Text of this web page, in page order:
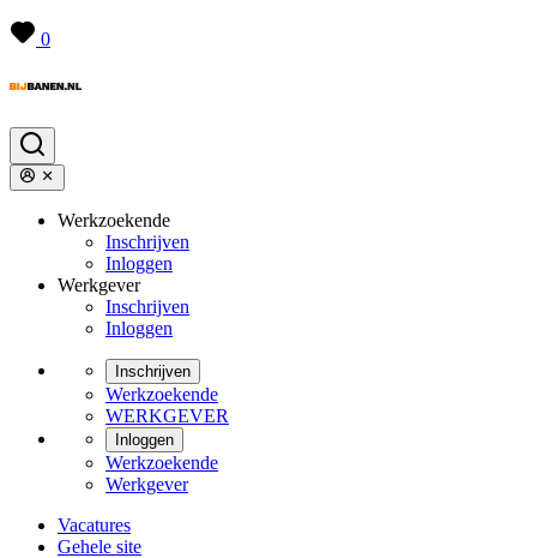
0
Werkzoekende
Inschrijven
Inloggen
Werkgever
Inschrijven
Inloggen
Inschrijven
Werkzoekende
WERKGEVER
Inloggen
Werkzoekende
Werkgever
Vacatures
Gehele site